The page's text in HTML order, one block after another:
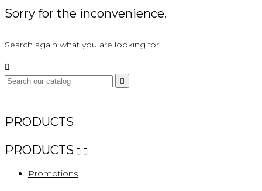
Sorry for the inconvenience.
Search again what you are looking for


PRODUCTS
PRODUCTS  
Promotions